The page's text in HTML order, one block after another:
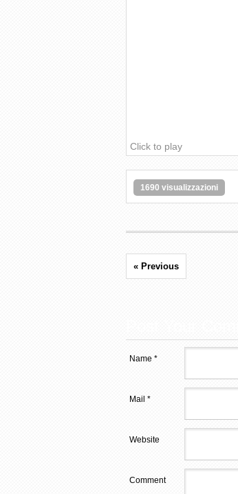
Click to play
1690 visualizzazioni
« Previous
Name *
Mail *
Website
Comment